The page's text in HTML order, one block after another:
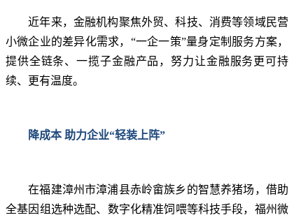
近年来，金融机构聚焦外贸、科技、消费等领域民营
小微企业的差异化需求，“一企一策”量身定制服务方案，
提供全链条、一揽子金融产品，努力让金融服务更可持
续、更有温度。
降成本 助力企业“轻装上阵”
在福建漳州市漳浦县赤岭畲族乡的智慧养猪场，借助
全基因组选种选配、数字化精准饲喂等科技手段，福州微